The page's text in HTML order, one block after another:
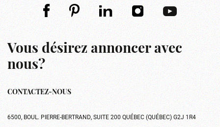
Vous désirez annoncer avec
nous?
CONTACTEZ-NOUS
6500, BOUL. PIERRE-BERTRAND, SUITE 200 QUÉBEC (QUÉBEC) G2J 1R4